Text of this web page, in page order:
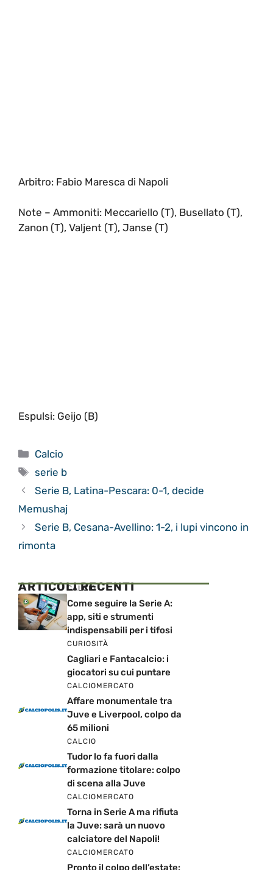
Arbitro: Fabio Maresca di Napoli
Note – Ammoniti: Meccariello (T), Busellato (T),
Zanon (T), Valjent (T), Janse (T)
Espulsi: Geijo (B)
Categorie
Calcio
Tag
serie b
Serie B, Latina-Pescara: 0-1, decide
Memushaj
Serie B, Cesana-Avellino: 1-2, i lupi vincono in
rimonta
ARTICOLI RECENTI
CALCIO
Come seguire la Serie A:
app, siti e strumenti
indispensabili per i tifosi
CURIOSITÀ
Cagliari e Fantacalcio: i
giocatori su cui puntare
CALCIOMERCATO
Affare monumentale tra
Juve e Liverpool, colpo da
65 milioni
CALCIO
Tudor lo fa fuori dalla
formazione titolare: colpo
di scena alla Juve
CALCIOMERCATO
Torna in Serie A ma rifiuta
la Juve: sarà un nuovo
calciatore del Napoli!
CALCIOMERCATO
Pronto il colpo dell’estate: